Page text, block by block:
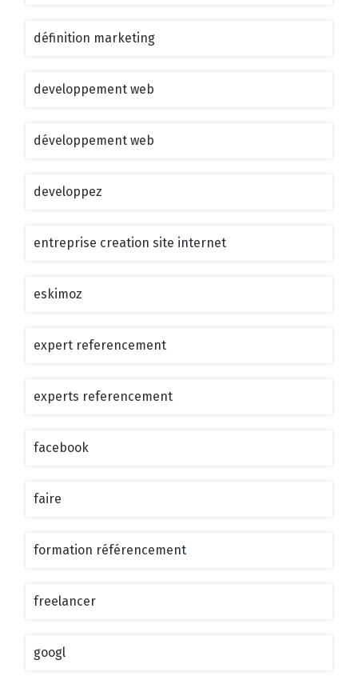
définition marketing
developpement web
développement web
developpez
entreprise creation site internet
eskimoz
expert referencement
experts referencement
facebook
faire
formation référencement
freelancer
googl